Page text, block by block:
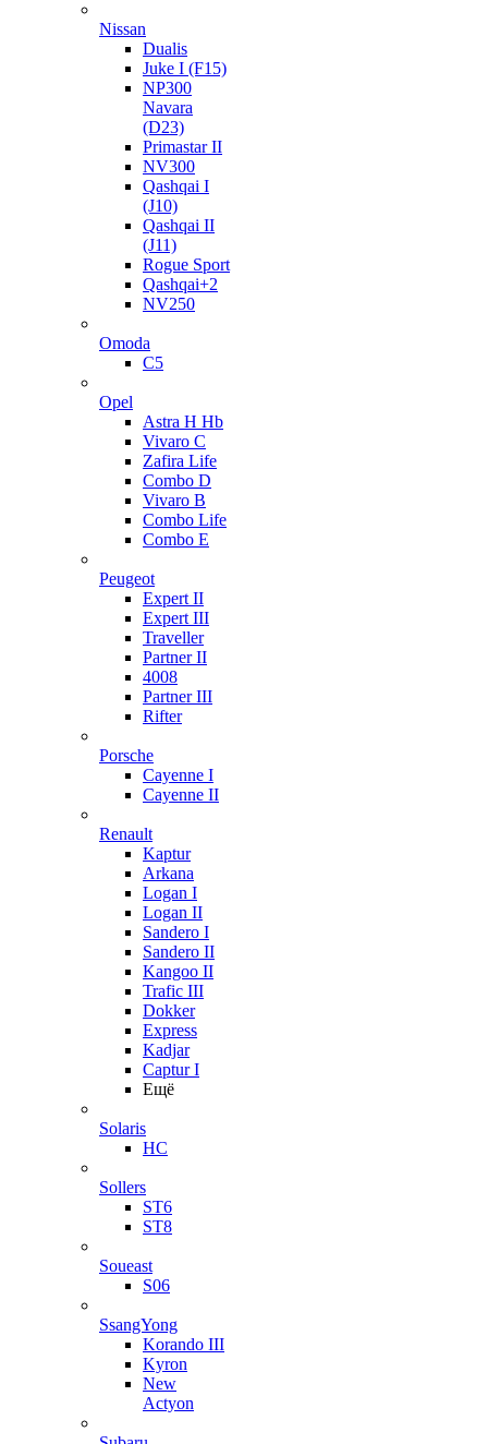
Nissan
Dualis
Juke I (F15)
NP300
Navara
(D23)
Primastar II
NV300
Qashqai I
(J10)
Qashqai II
(J11)
Rogue Sport
Qashqai+2
NV250
Omoda
C5
Opel
Astra H Hb
Vivaro C
Zafira Life
Combo D
Vivaro B
Combo Life
Combo E
Peugeot
Expert II
Expert III
Traveller
Partner II
4008
Partner III
Rifter
Porsche
Cayenne I
Cayenne II
Renault
Kaptur
Arkana
Logan I
Logan II
Sandero I
Sandero II
Kangoo II
Trafic III
Dokker
Express
Kadjar
Captur I
Ещё
Solaris
HC
Sollers
ST6
ST8
Soueast
S06
SsangYong
Korando III
Kyron
New
Actyon